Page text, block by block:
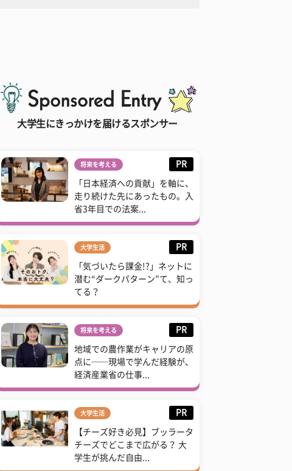
大学生にきっかけを届けるスポンサー
将来を考える PR
「日本経済への貢献」を軸に、
走り続けた先にあったもの。入
省3年目での法案...
大学生活 PR
「気づいたら課金!?」ネットに
潜む“ダークパターン”て、知っ
てる？
将来を考える PR
地域での農作業がキャリアの原
点に──現場で学んだ経験が、
経済産業省の仕事...
大学生活 PR
【チーズ好き必見】ブッラータ
チーズでどこまで広がる？ 大
学生が挑んだ自由...